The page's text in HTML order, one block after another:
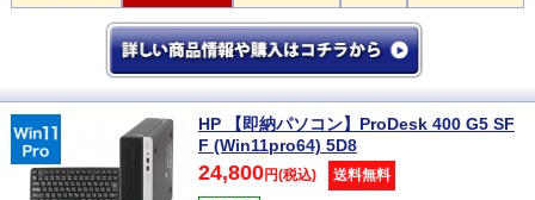
HP 【即納パソコン】ProDesk 400 G5 SF
F (Win11pro64) 5D8
24,800円(税込) 送料無料